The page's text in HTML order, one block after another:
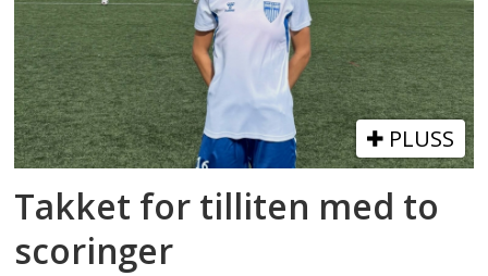
PLUSS
Takket for tilliten med to
scoringer